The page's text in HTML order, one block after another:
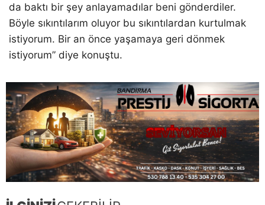
da baktı bir şey anlayamadılar beni gönderdiler.
Böyle sıkıntılarım oluyor bu sıkıntılardan kurtulmak
istiyorum. Bir an önce yaşamaya geri dönmek
istiyorum” diye konuştu.